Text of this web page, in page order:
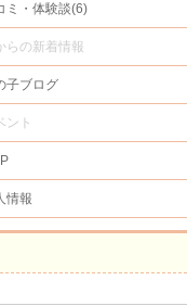
ミ・体験談(6)
らの新着情報
子ブログ
ント
情報